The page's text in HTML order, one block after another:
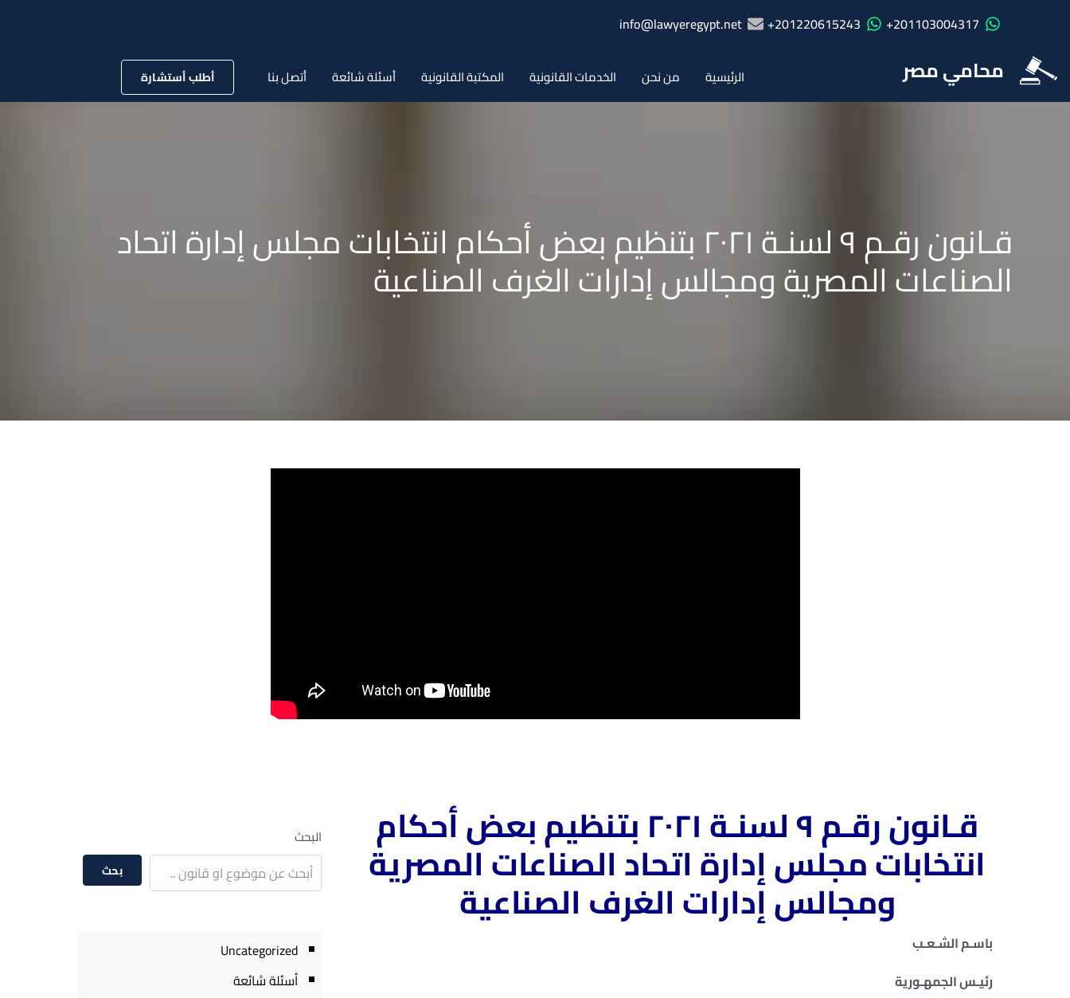
201103004317+
201220615243+
info@lawyeregypt.net
محامي مصر الرئيسية من نحن الخدمات القانونية المكتبة القانونية أسئلة شائعة أتصل بنا أطلب أستشارة
قـانون رقـم ٩ لسنـة ٢٠٢١ بتنظيم بعض أحكام انتخابات مجلس إدارة اتحاد
الصناعات المصرية ومجالس إدارات الغرف الصناعية
قـانون رقـم ٩ لسنـة ٢٠٢١ بتنظيم بعض أحكام
انتخابات مجلس إدارة اتحاد الصناعات المصرية
ومجالس إدارات الغرف الصناعية
باسـم الشـعـب
رئيـس الجمهـورية
البحث
بحث
Uncategorized
أسئلة شائعة